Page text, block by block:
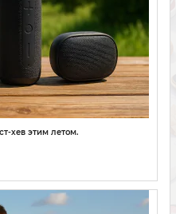
хев этим летом.